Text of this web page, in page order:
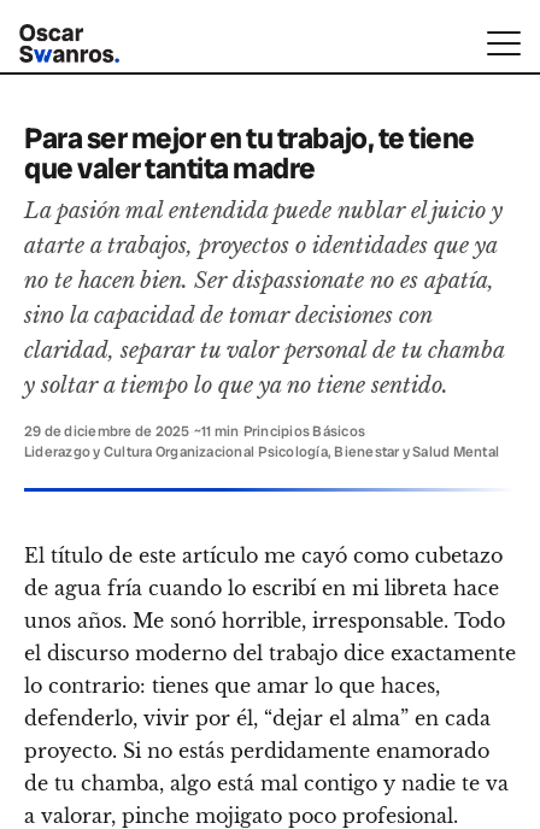
Para ser mejor en tu trabajo, te tiene
que valer tantita madre
La pasión mal entendida puede nublar el juicio y
atarte a trabajos, proyectos o identidades que ya
no te hacen bien. Ser dispassionate no es apatía,
sino la capacidad de tomar decisiones con
claridad, separar tu valor personal de tu chamba
y soltar a tiempo lo que ya no tiene sentido.
29 de diciembre de 2025 ~11 min Principios Básicos
Liderazgo y Cultura Organizacional Psicología, Bienestar y Salud Mental
El título de este artículo me cayó como cubetazo
de agua fría cuando lo escribí en mi libreta hace
unos años. Me sonó horrible, irresponsable. Todo
el discurso moderno del trabajo dice exactamente
lo contrario: tienes que amar lo que haces,
defenderlo, vivir por él, “dejar el alma” en cada
proyecto. Si no estás perdidamente enamorado
de tu chamba, algo está mal contigo y nadie te va
a valorar, pinche mojigato poco profesional.